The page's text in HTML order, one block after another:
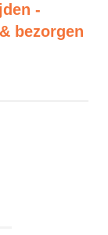
-
bezorgen